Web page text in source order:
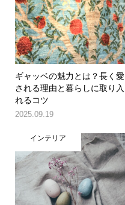
ギャッベの魅力とは？長く愛
される理由と暮らしに取り入
れるコツ
2025.09.19
インテリア